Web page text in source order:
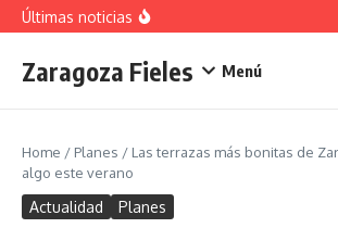
Saltar al contenido
Últimas noticias
Descubre el Parque del
Plan de Acción del Ruido
2029: Implicaciones y
Zaragoza Fieles Menú
Home / Planes / Las terrazas más bonitas de
algo este verano
Actualidad Planes